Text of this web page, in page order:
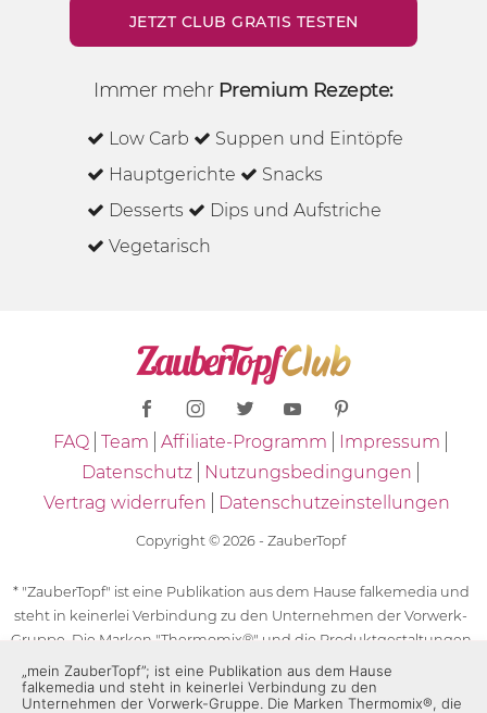
JETZT CLUB GRATIS TESTEN
Immer mehr Premium Rezepte:
Low Carb
Suppen und Eintöpfe
Hauptgerichte
Snacks
Desserts
Dips und Aufstriche
Vegetarisch
FAQ Team Affiliate-Programm
Impressum
Datenschutz
Nutzungsbedingungen
Vertrag widerrufen
Datenschutzeinstellungen
Copyright © 2026 - ZauberTopf
* "ZauberTopf" ist eine Publikation aus dem Hause falkemedia und
steht in keinerlei Verbindung zu den Unternehmen der Vorwerk-
Gruppe. Die Marken "Thermomix®" und die Produktgestaltungen
des "Thermomix®" sind eingetragene Marken der Unternehmen
der Vorwerk-Gruppe. Die Marken Thermomix®, die Zeichen TM5®,
„mein ZauberTopf”; ist eine Publikation aus dem Hause
falkemedia und steht in keinerlei Verbindung zu den
Unternehmen der Vorwerk-Gruppe. Die Marken Thermomix®, die